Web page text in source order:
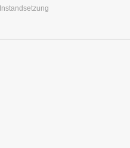
Instandsetzung